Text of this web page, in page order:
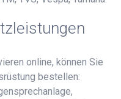
online, können Sie
bestellen: